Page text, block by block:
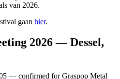
van 2026.
gaan hier.
2026 — Dessel,